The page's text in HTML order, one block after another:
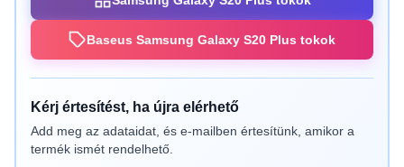
Baseus Samsung Galaxy S20 Plus tokok
Kérj értesítést, ha újra elérhető
Add meg az adataidat, és e-mailben értesítünk, amikor a
termék ismét rendelhető.